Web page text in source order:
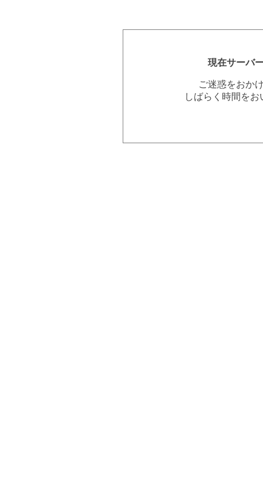
現在サーバ
ご迷惑をおか
しばらく時間を